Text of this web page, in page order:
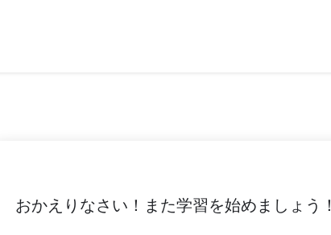
おかえりなさい！また学習を始めましょう！